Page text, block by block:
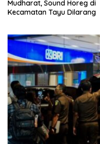
Mudharat, Sound Horeg di
Kecamatan Tayu Dilarang